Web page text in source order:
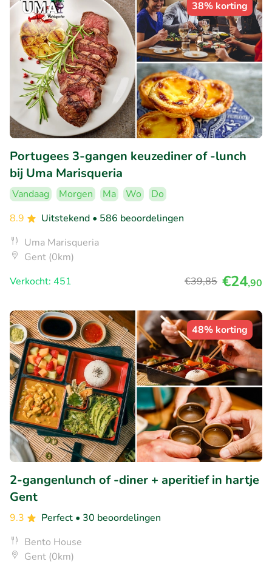
38% korting
Portugees 3-gangen keuzediner of -lunch
bij Uma Marisqueria
Vandaag Morgen Ma Wo
Do
8.9
Uitstekend • 586 beoordelingen
Uma Marisqueria
Gent (0km)
Verkocht: 451
€39,85 €24,90
48% korting
2-gangenlunch of -diner + aperitief in hartje
Gent
9.3 Perfect • 30 beoordelingen
Bento House
Gent (0km)